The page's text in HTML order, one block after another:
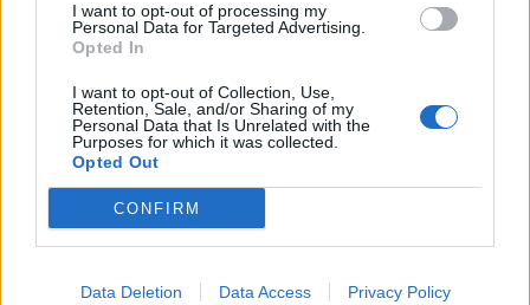
I want to opt-out of processing my
Personal Data for Targeted Advertising.
Opted In
I want to opt-out of Collection, Use,
Retention, Sale, and/or Sharing of my
Personal Data that Is Unrelated with the
Purposes for which it was collected.
Opted Out
CONFIRM
Data Deletion Data Access Privacy Policy
Renata H.
11.9.2023 06:31
Oľga M.
10.8.2023 04:47
Získajte viac informácií o Dermocentrum.sk